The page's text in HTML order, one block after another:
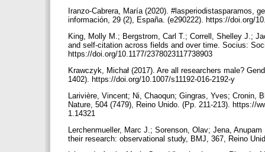
Iranzo-Cabrera, María (2020). #lasperiodistasparamos,
información, 29 (2), España. (e290222). https://doi.org/
King, Molly M.; Bergstrom, Carl T.; Correll, Shelley J.;
and self-citation across fields and over time. Socius:
https://doi.org/10.1177/2378023117738903
Krawczyk, Michał (2017). Are all researchers male?
1402). https://doi.org/10.1007/s11192-016-2192-y
Larivière, Vincent; Ni, Chaoqun; Gingras, Yves;
Nature, 504 (7479), Reino Unido. (Pp. 211-213). https://
1.14321
Lerchenmueller, Marc J.; Sorenson, Olav; Jena,
their research: observational study, BMJ, 367, Reino